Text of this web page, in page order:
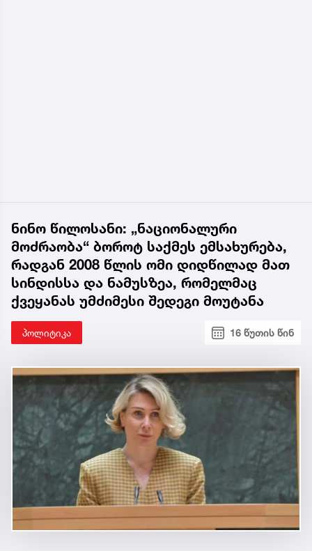
ნინო წილოსანი: „ნაციონალური
მოძრაობა“ ბოროტ საქმეს ემსახურება,
რადგან 2008 წლის ომი დიდწილად მათ
სინდისსა და ნამუსზეა, რომელმაც
ქვეყანას უმძიმესი შედეგი მოუტანა
პოლიტიკა 16 წუთის წინ